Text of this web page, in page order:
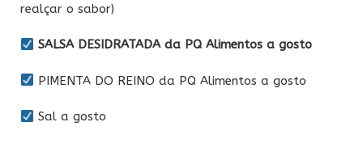
realçar o sabor)
SALSA DESIDRATADA da PQ Alimentos a gosto
PIMENTA DO REINO da PQ Alimentos a gosto
Sal a gosto